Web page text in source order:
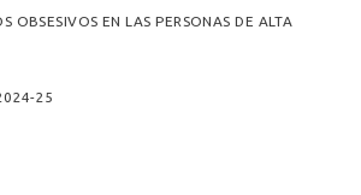
OBSESIVOS EN LAS PERSONAS DE ALTA
25